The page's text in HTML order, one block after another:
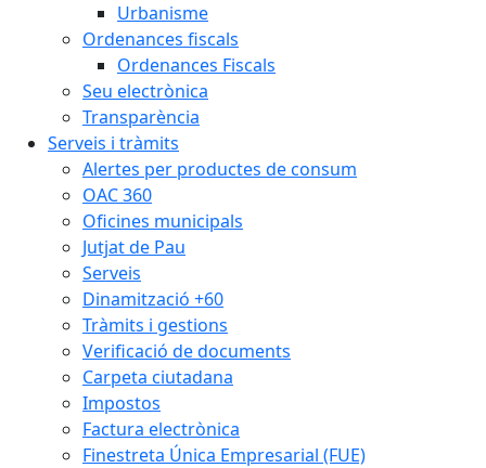
Urbanisme
Ordenances fiscals
Ordenances Fiscals
Seu electrònica
Transparència
Serveis i tràmits
Alertes per productes de consum
OAC 360
Oficines municipals
Jutjat de Pau
Serveis
Dinamització +60
Tràmits i gestions
Verificació de documents
Carpeta ciutadana
Impostos
Factura electrònica
Finestreta Única Empresarial (FUE)